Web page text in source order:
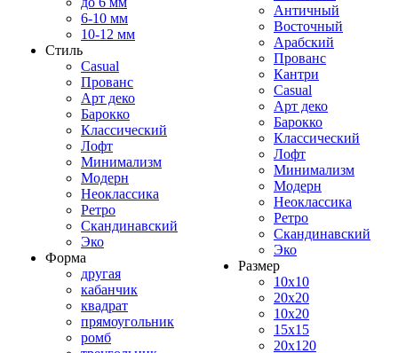
6-10 мм
10-12 мм
Стиль
Casual
Прованс
Арт деко
Барокко
Классический
Лофт
Минимализм
Модерн
Неоклассика
Ретро
Скандинавский
Эко
Форма
другая
кабанчик
квадрат
прямоугольник
ромб
Античный
Восточный
Арабский
Прованс
Кантри
Casual
Арт деко
Барокко
Классический
Лофт
Минимализм
Модерн
Неоклассика
Ретро
Скандинавский
Эко
Размер
10x10
20x20
10x20
15x15
20x120